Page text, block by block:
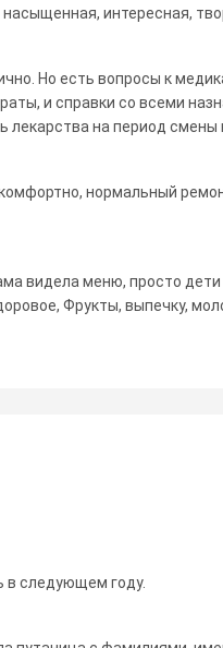
интересная,
Но есть вопросы к
и справки со всеми
лекарства на период смены
нормальный
видела меню, просто
Фрукты, выпечку,
в следующем году.